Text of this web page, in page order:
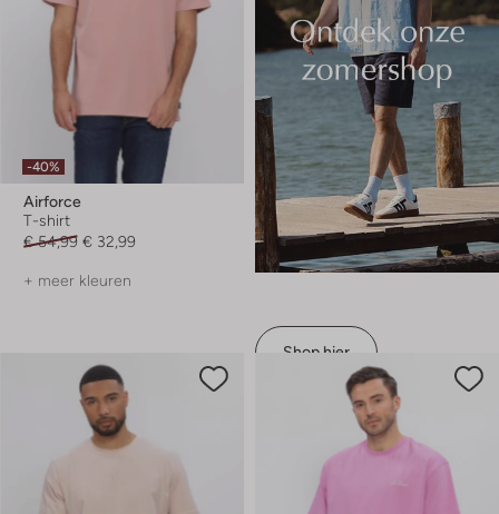
-40%
Airforce
T-shirt
€ 54,99 € 32,99
+ meer kleuren
Shop hier